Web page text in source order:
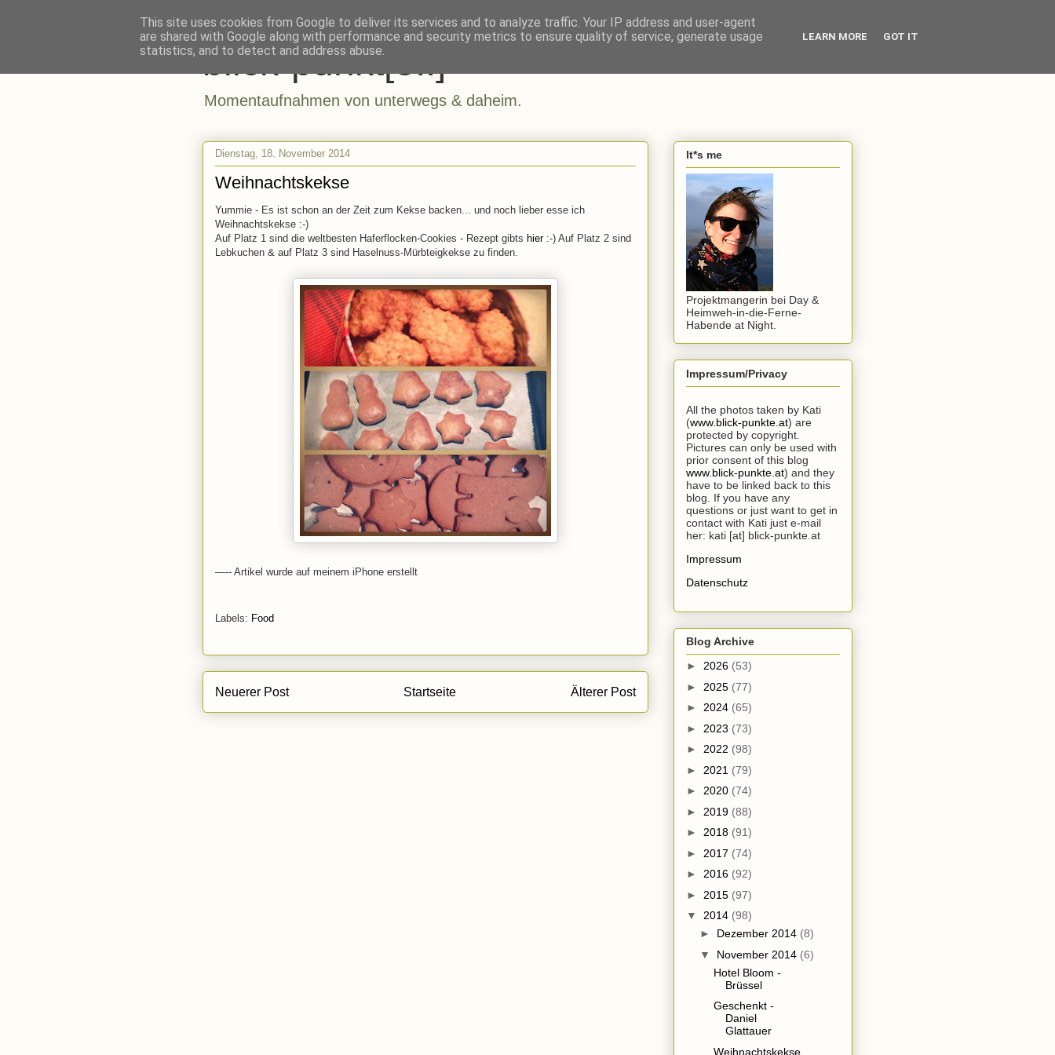
blick-punkt[e..]
Momentaufnahmen von unterwegs & daheim.
Dienstag, 18. November 2014
Weihnachtskekse
Yummie - Es ist schon an der Zeit zum Kekse backen... und noch lieber esse ich
Weihnachtskekse :-)
Auf Platz 1 sind die weltbesten Haferflocken-Cookies - Rezept gibts hier:-) Auf Platz 2 sind
Lebkuchen & auf Platz 3 sind Haselnuss-Mürbteigkekse zu finden.
—-- Artikel wurde auf meinem iPhone erstellt
Labels: Food
Neuerer Post Älterer Post
Startseite
It*s me
Projektmangerin bei Day &
Heimweh-in-die-Ferne-
Habende at Night.
Impressum/Privacy
All the photos taken by Kati
(www.blick-punkte.at) are
protected by copyright.
Pictures can only be used with
prior consent of this blog
www.blick-punkte.at) and they
have to be linked back to this
blog. If you have any
questions or just want to get in
contact with Kati just e-mail
her: kati [at] blick-punkte.at
Impressum
Datenschutz
Blog Archive
► 2026 (53)
► 2025 (77)
► 2024 (65)
► 2023 (73)
► 2022 (98)
► 2021 (79)
► 2020 (74)
► 2019 (88)
► 2018 (91)
► 2017 (74)
► 2016 (92)
► 2015 (97)
▼ 2014 (98)
► Dezember 2014 (8)
▼ November 2014 (6)
Hotel Bloom -
Brüssel
Geschenkt -
Daniel
Glattauer
Weihnachtskekse
This site uses cookies from Google to deliver its services and to analyze traffic. Your IP address and user-agent
are shared with Google along with performance and security metrics to ensure quality of service, generate usage
statistics, and to detect and address abuse.
LEARN MORE GOT IT